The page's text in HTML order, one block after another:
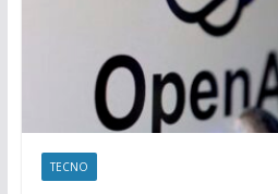
TECNO